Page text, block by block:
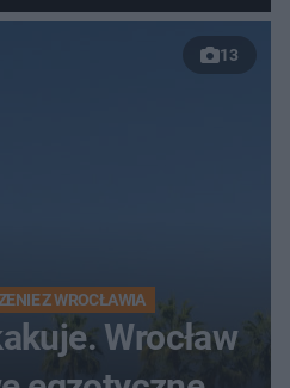
drogi
13
Z WROCŁAWIA
Wrocław